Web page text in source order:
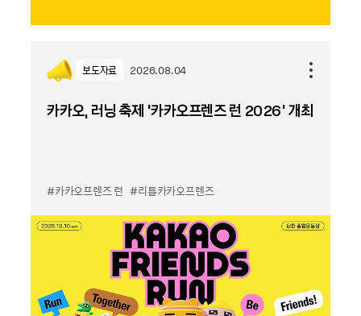
보도자료 2026.08.04
카카오, 러닝 축제 '카카오프렌즈 런 2026' 개최
#카카오프렌즈 런 #리틀카카오프렌즈